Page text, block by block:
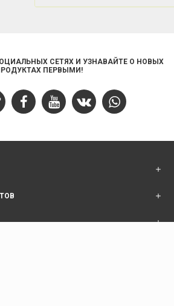
СЕТЯХ И УЗНАВАЙТЕ О НОВЫХ
ПЕРВЫМИ!